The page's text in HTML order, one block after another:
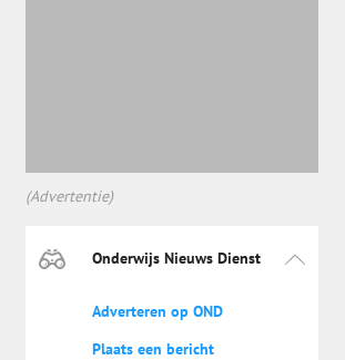
(Advertentie)
Onderwijs Nieuws Dienst
Adverteren op OND
Plaats een bericht